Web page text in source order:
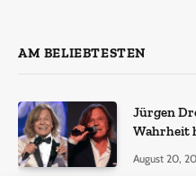
AM BELIEBTESTEN
Jürgen
Wahrheit
August 20,